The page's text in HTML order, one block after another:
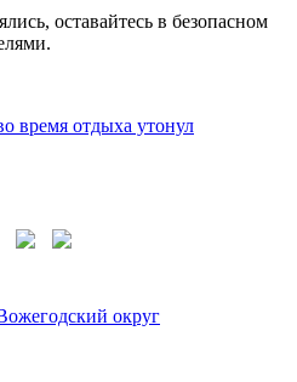
оставайтесь в безопасном
время отдыха утонул
округ